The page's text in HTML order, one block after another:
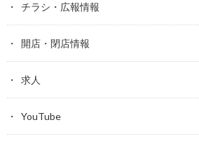
チラシ・広報情報
開店・閉店情報
求人
YouTube